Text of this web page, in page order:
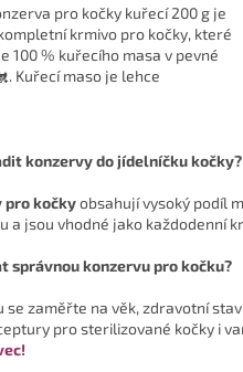
pro kočky kuřecí 200 g je
krmivo pro kočky, které
100 % kuřecího masa v pevné
Kuřecí maso je lehce
konzervy do jídelníčku kočky?
pro kočkyobsahují vysoký podíl
a jsou vhodné jako každodenní
správnou konzervu pro kočku?
se zaměřte na věk, zdravotní
pro sterilizované kočky i